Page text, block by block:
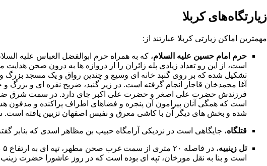
زیارتگاه‌هاى کربلا
مهمترین اماکن زیارتى کربلا عبارتند از:
حرم امام حسین علیه السلام، که به همراه حرم ابوالفضل العباس علیه
است، از این رو تعداد زیادى پله زائران را از دروازه ها به درون صحن
تشکیل شده که بر روى گنبد خانه اى وسیع و چندین رواق و یک مسجد بزرگ
آغا محمدخان قاجار انجام گرفته است. در زیر گنبد، ضریح نقره اى و بزرگ و
فرزندش حضرت على اصغر و حضرت على اکبر جاى دارد. در سمت شرق
است که همگى آنان پیرامون آن پنجره و فضاهاى اطراف پراکنده و مدفون
شده و بخش هاى دیگر آن با کاشى معرق و نفیس اصفهان تزیین یافته
قتلگاه، جایگاهى است در نزدیکى آرامگاه حبیب بن مظاهر اسدى که بنابر
تل زینبیه، در فاصله ۲۰ مترى از سمت غرب صحن مطهر، تپه اى به ارتفاع ۵ متر وجود دارد که امروزه بر روى آن اتاقى ساخته شده است، این تپه به نام «تل زینبیه» یا تپه
است و بنا به نقل مورخان، تپه اى بوده است که در روز عاشورا حضرت زینب